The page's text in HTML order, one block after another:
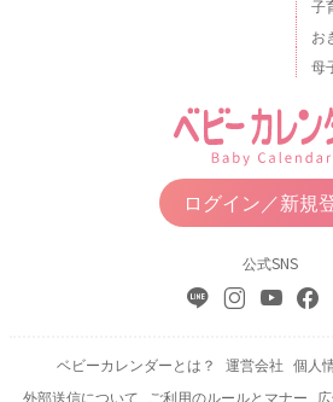
子
お
母
ログイン／新規
公式SNS
ベビーカレンダーとは？ 運営会社 個人
外部送信について
ご利用のルールとマナー